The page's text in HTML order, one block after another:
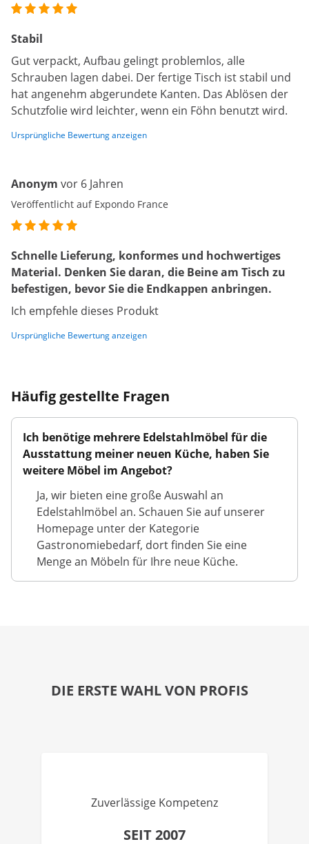
Stabil
Gut verpackt, Aufbau gelingt problemlos, alle
Schrauben lagen dabei. Der fertige Tisch ist stabil und
hat angenehm abgerundete Kanten. Das Ablösen der
Schutzfolie wird leichter, wenn ein Föhn benutzt wird.
Ursprüngliche Bewertung anzeigen
Anonym vor 6 Jahren
Veröffentlicht auf Expondo France
Schnelle Lieferung, konformes und hochwertiges
Material. Denken Sie daran, die Beine am Tisch zu
befestigen, bevor Sie die Endkappen anbringen.
Ich empfehle dieses Produkt
Ursprüngliche Bewertung anzeigen
Häufig gestellte Fragen
Ich benötige mehrere Edelstahlmöbel für die
Ausstattung meiner neuen Küche, haben Sie
weitere Möbel im Angebot?
Ja, wir bieten eine große Auswahl an
Edelstahlmöbel an. Schauen Sie auf unserer
Homepage unter der Kategorie
Gastronomiebedarf, dort finden Sie eine
Menge an Möbeln für Ihre neue Küche.
DIE ERSTE WAHL VON PROFIS
Zuverlässige Kompetenz
SEIT 2007